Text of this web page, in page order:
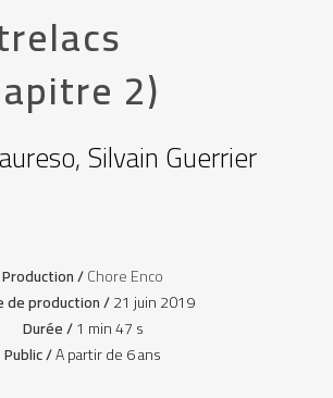
2)
Silvain Guerrier
Production /Chore Enco
de production /21 juin 2019
Durée /1 min 47 s
Public /A partir de 6 ans